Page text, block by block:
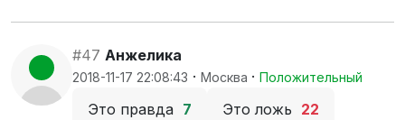
#47 Анжелика
2018-11-17 22:08:43 · Москва · Положительный
Это правда 7 Это ложь 22